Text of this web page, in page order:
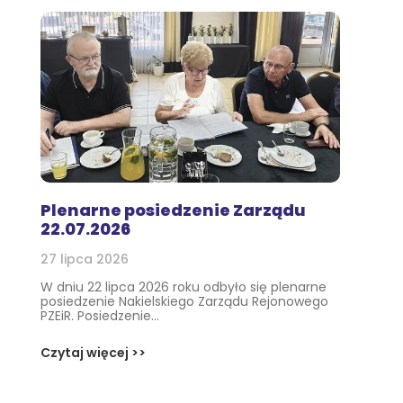
Plenarne posiedzenie Zarządu
22.07.2026
27 lipca 2026
W dniu 22 lipca 2026 roku odbyło się plenarne
posiedzenie Nakielskiego Zarządu Rejonowego
PZEiR. Posiedzenie...
Czytaj więcej >>